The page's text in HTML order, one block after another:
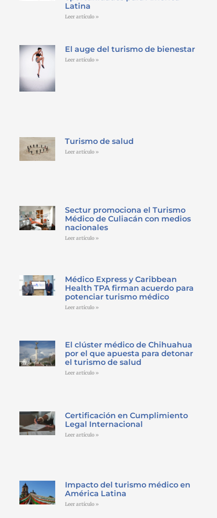
Latina
Leer artículo »
El auge del turismo de bienestar
Leer artículo »
Turismo de salud
Leer artículo »
Sectur promociona el Turismo
Médico de Culiacán con medios
nacionales
Leer artículo »
Médico Express y Caribbean
Health TPA firman acuerdo para
potenciar turismo médico
Leer artículo »
El clúster médico de Chihuahua
por el que apuesta para detonar
el turismo de salud
Leer artículo »
Certificación en Cumplimiento
Legal Internacional
Leer artículo »
Impacto del turismo médico en
América Latina
Leer artículo »